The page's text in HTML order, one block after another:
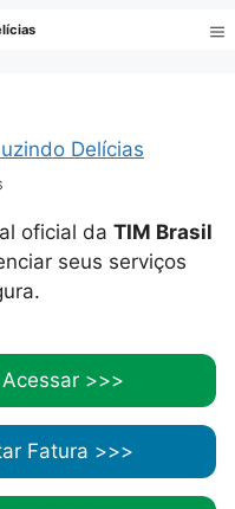
Delícias
oficial da TIM Brasil
seus serviços
>>>
Fatura >>>